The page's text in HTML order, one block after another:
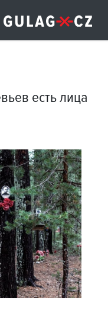
есть лица